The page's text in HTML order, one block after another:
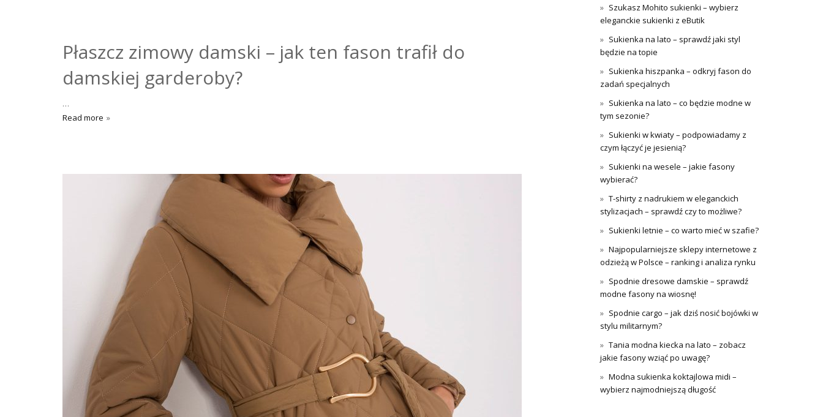
Płaszcz zimowy damski – jak ten fason trafił do
damskiej garderoby?
…
Read more
Szukasz Mohito sukienki – wybierz
eleganckie sukienki z eButik
Sukienka na lato – sprawdź jaki styl
będzie na topie
Sukienka hiszpanka – odkryj fason do
zadań specjalnych
Sukienka na lato – co będzie modne w
tym sezonie?
Sukienki w kwiaty – podpowiadamy z
czym łączyć je jesienią?
Sukienki na wesele – jakie fasony
wybierać?
T-shirty z nadrukiem w eleganckich
stylizacjach – sprawdź czy to możliwe?
Sukienki letnie – co warto mieć w szafie?
Najpopularniejsze sklepy internetowe z
odzieżą w Polsce – ranking i analiza rynku
Spodnie dresowe damskie – sprawdź
modne fasony na wiosnę!
Spodnie cargo – jak dziś nosić bojówki w
stylu militarnym?
Tania modna kiecka na lato – zobacz
jakie fasony wziąć po uwagę?
Modna sukienka koktajlowa midi –
wybierz najmodniejszą długość